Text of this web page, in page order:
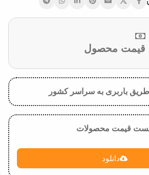
قیمت محصول
طریق باربری به سراسر کشور
قیمت محصولات
دانلود